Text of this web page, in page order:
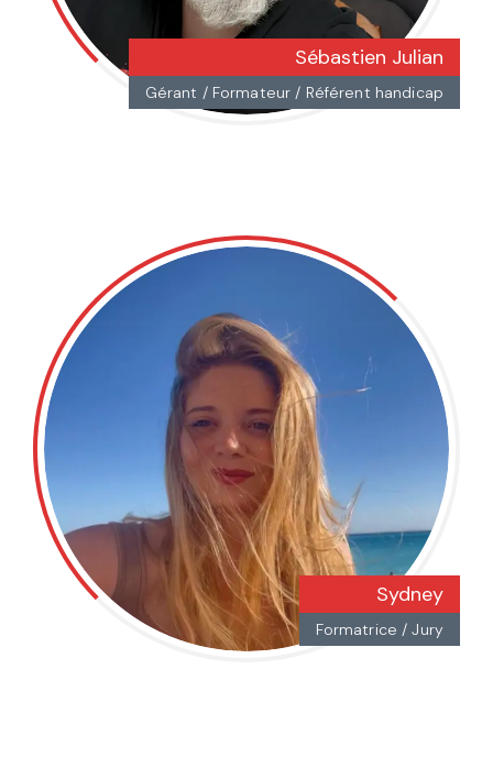
Sébastien Julian
Gérant / Formateur / Référent handicap
Sydney
Formatrice / Jury